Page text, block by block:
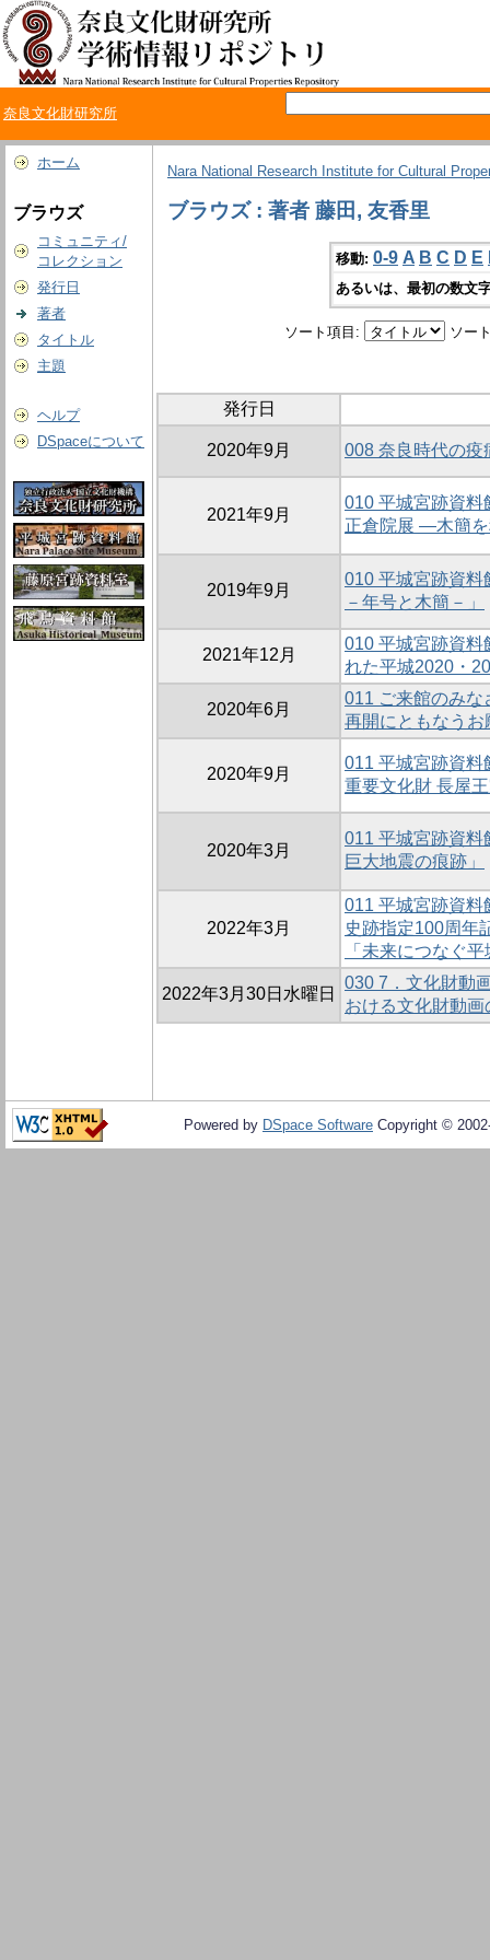
奈良文化財研究所
ホーム
ブラウズ
コミュニティ/
コレクション
発行日
著者
タイトル
主題
ヘルプ
DSpaceについて
Nara National Research Institute for Cultural
ブラウズ : 著者 藤田, 友香里
移動: 0-9 A B C D E
あるいは、最初の数文
ソート項目: ソー
発行日
2020年9月 008 奈良時代の疫
2021年9月
010 平城宮跡資料
正倉院展 ―木簡
2019年9月
010 平城宮跡資
－年号と木簡－」
2021年12月
010 平城宮跡資料
れた平城2020・
2020年6月
011 ご来館のみな
再開にともなうお
2020年9月
011 平城宮跡資料
重要文化財 長屋
2020年3月
011 平城宮跡資
巨大地震の痕跡」
2022年3月
011 平城宮跡資
史跡指定100周年
「未来につなぐ
2022年3月30日水曜日
030 7．文化財動
おける文化財動画
Powered by DSpace Software Copyright ©